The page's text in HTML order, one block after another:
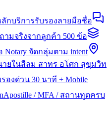
กบริการรับรองลายมือชื่อ
ามจริงจากลูกค้า 500 ข้อ
Notary จัดกลุ่มตาม intent
ยในสีลม สาทร อโศก สุขุมวิท
รองด่วน 30 นาที + Mobile
Apostille / MFA / สถานทูตครบ